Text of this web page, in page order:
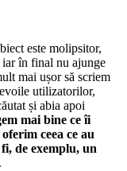
este molipsitor,
în final nu ajunge
mai ușor să scriem
utilizatorilor,
și abia apoi
mai bine ce îi
ceea ce au
de exemplu, un
.